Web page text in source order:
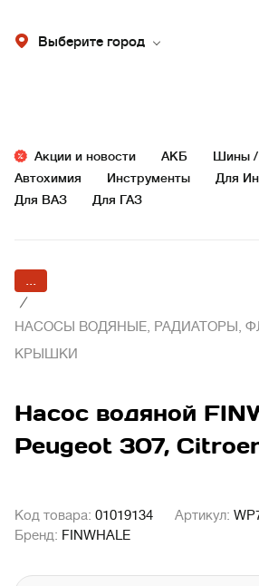
Выберите город
Акции и новости АКБ
Шины /
Автохимия
Инструменты
Для
Для ВАЗ
Для ГАЗ
...
/
НАСОСЫ ВОДЯНЫЕ, РАДИАТОРЫ,
КРЫШКИ
Насос водяной
Peugeot 307,
Код товара: 01019134 Артикул:
Бренд: FINWHALE